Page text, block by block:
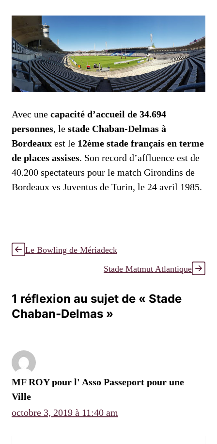
Avec une capacité d’accueil de 34.694
personnes, le stade Chaban-Delmas à
Bordeaux est le 12ème stade français en terme
de places assises. Son record d’affluence est de
40.200 spectateurs pour le match Girondins de
Bordeaux vs Juventus de Turin, le 24 avril 1985.
Le Bowling de Mériadeck
Stade Matmut Atlantique
1 réflexion au sujet de « Stade
Chaban-Delmas »
MF ROY pour l' Asso Passeport pour une
Ville
octobre 3, 2019 à 11:40 am